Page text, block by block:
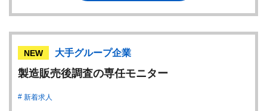
NEW 大手グループ企業
製造販売後調査の専任モニター
新着求人